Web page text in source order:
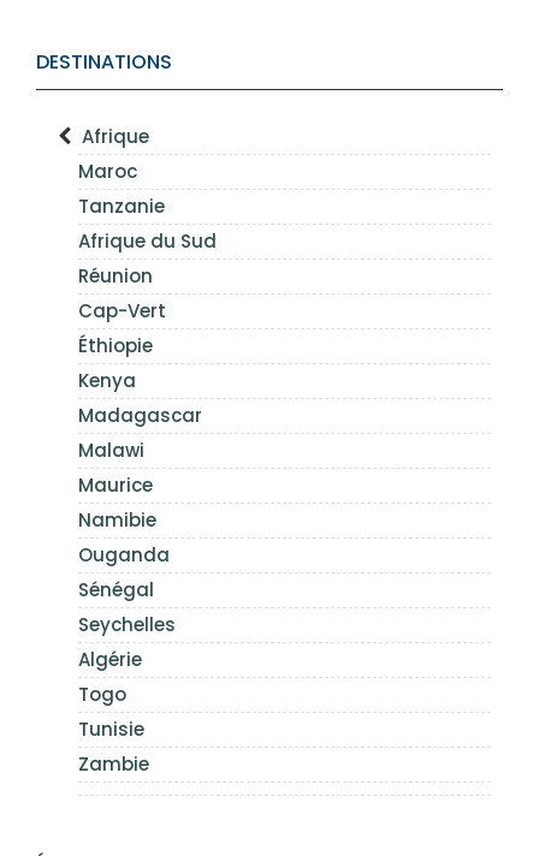
DESTINATIONS
Afrique
Maroc
Tanzanie
Afrique du Sud
Réunion
Cap-Vert
Éthiopie
Kenya
Madagascar
Malawi
Maurice
Namibie
Ouganda
Sénégal
Seychelles
Algérie
Togo
Tunisie
Zambie